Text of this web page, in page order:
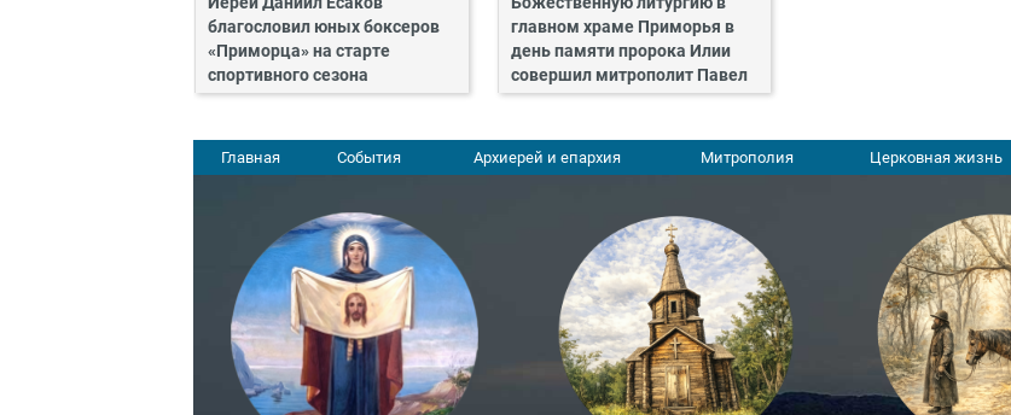
благословил юных боксеров
«Приморца» на старте
спортивного сезона
главном храме Приморья в
день памяти пророка Илии
совершил митрополит Павел
Главная События Архиерей и епархия Митрополия Церковная жизнь